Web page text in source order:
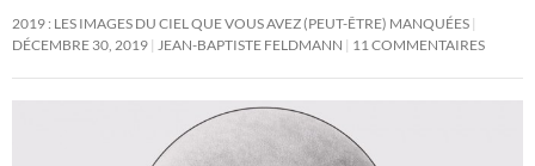
2019 : LES IMAGES DU CIEL QUE VOUS AVEZ (PEUT-ÊTRE) MANQUÉES
DÉCEMBRE 30, 2019
JEAN-BAPTISTE FELDMANN 11 COMMENTAIRES